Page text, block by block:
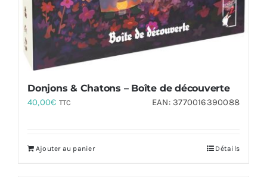
Donjons & Chatons – Boîte de découverte
40,00€ TTC EAN:3770016390088
Ajouter au panier Détails